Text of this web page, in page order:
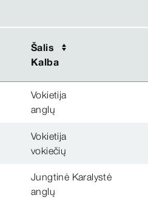
Šalis
Kalba
Šalis
Kalba
Vokietija
anglų
Vokietija
vokiečių
Jungtinė Karalystė
anglų